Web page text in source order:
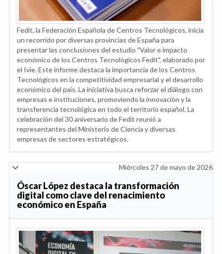
Fedit, la Federación Española de Centros Tecnológicos, inicia
un recorrido por diversas provincias de España para
presentar las conclusiones del estudio "Valor e impacto
económico de los Centros Tecnológicos Fedit", elaborado por
el Ivie. Este informe destaca la importancia de los Centros
Tecnológicos en la competitividad empresarial y el desarrollo
económico del país. La iniciativa busca reforzar el diálogo con
empresas e instituciones, promoviendo la innovación y la
transferencia tecnológica en todo el territorio español. La
celebración del 30 aniversario de Fedit reunió a
representantes del Ministerio de Ciencia y diversas
empresas de sectores estratégicos.
Miércoles 27 de mayo de 2026
Óscar López destaca la transformación
digital como clave del renacimiento
económico en España